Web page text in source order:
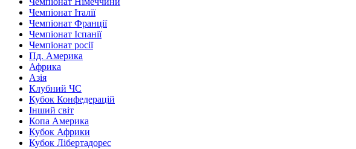
Чемпіонат Італії
Чемпіонат Франції
Чемпіонат Іспанії
Чемпіонат росії
Пд. Америка
Африка
Азія
Клубний ЧС
Кубок Конфедерацій
Інший світ
Копа Америка
Кубок Африки
Кубок Лібертадорес